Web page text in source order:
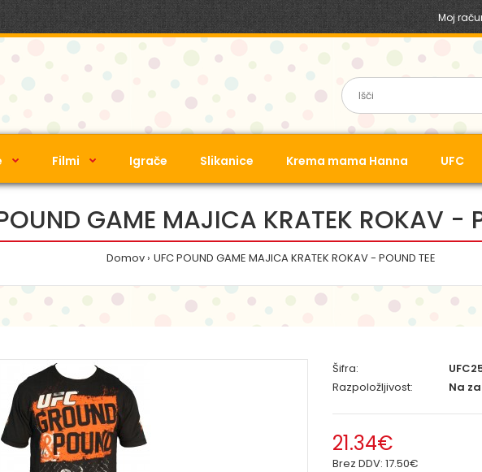
Moj
Filmi Igrače Slikanice Krema mama Hanna UFC
GAME MAJICA KRATEK ROKAV -
Domov UFC POUND GAME MAJICA KRATEK ROKAV - POUND TEE
Šifra:
Razpoložljivost:
Na
21.34€
Brez DDV: 17.50€